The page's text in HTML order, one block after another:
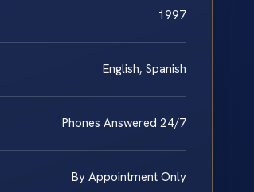
1997
English, Spanish
Phones Answered 24/7
By Appointment Only